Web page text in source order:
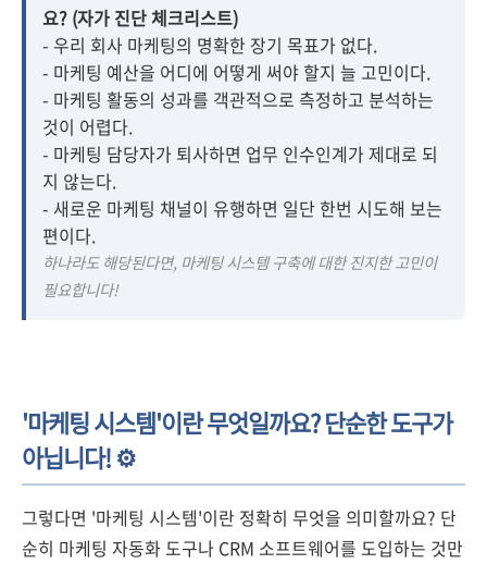
요? (자가 진단 체크리스트)
- 우리 회사 마케팅의 명확한 장기 목표가 없다.
- 마케팅 예산을 어디에 어떻게 써야 할지 늘 고민이다.
- 마케팅 활동의 성과를 객관적으로 측정하고 분석하는
것이 어렵다.
- 마케팅 담당자가 퇴사하면 업무 인수인계가 제대로 되
지 않는다.
- 새로운 마케팅 채널이 유행하면 일단 한번 시도해 보는
편이다.
하나라도 해당된다면, 마케팅 시스템 구축에 대한 진지한 고민이
필요합니다!
'마케팅 시스템'이란 무엇일까요? 단순한 도구가
아닙니다! ⚙️
그렇다면 '마케팅 시스템'이란 정확히 무엇을 의미할까요? 단
순히 마케팅 자동화 도구나 CRM 소프트웨어를 도입하는 것만